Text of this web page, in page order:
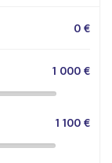
0 €
1 000 €
1 100 €